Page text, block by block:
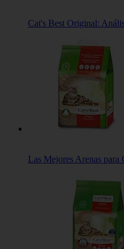
Cat's Best Original:
Las Mejores Arenas